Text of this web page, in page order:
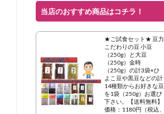
当店のおすすめ商品はコチラ！
★ご試食セット★ 豆力
こだわりの豆 小豆
（250g）と大豆
（250g）金時
（250g）の計3袋+ひ
よこ豆や黒豆などの計
14種類からお好きな豆
を1袋（250g）お選び
下さい。【送料無料】
価格：1180円（税込、